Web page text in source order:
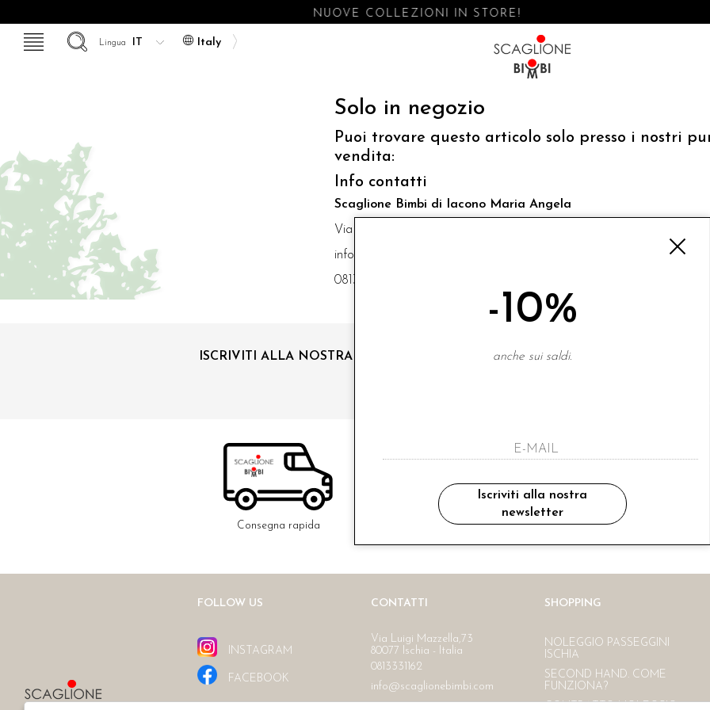
NUOVE COLLEZIONI IN STORE!
Italy
Lingua
Solo in negozio
Puoi trovare questo articolo solo presso i nostri
vendita:
Info contatti
Scaglione Bimbi di Iacono Maria Angela
Via Luigi Mazzella,73 80077 Ischia
info@scaglionebimbi.com
0813331162
ISCRIVITI ALLA NOSTRA NEWSLETTER
ho letto ed accettato le condizioni sulla
Consegna rapida Ritiro in negozio
Consegna gratuita in Italia
FOLLOW US
INSTAGRAM
FACEBOOK
CONTATTI
Via Luigi Mazzella,73
80077 Ischia - Italia
0813331162
info@scaglionebimbi.com
SHOPPING
NOLEGGIO PASSEGGINI
ISCHIA
SECOND HAND. COME
FUNZIONA?
-10%
anche sui saldi.
Iscriviti alla nostra
newsletter